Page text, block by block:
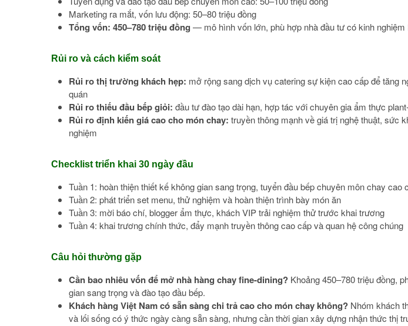
Marketing ra mắt, vốn lưu động: 50–80 triệu đồng
Tổng vốn: 450–780 triệu đồng — mô hình vốn lớn, phù hợp nhà đầu tư có kinh nghiệm
Rủi ro và cách kiểm soát
Rủi ro thị trường khách hẹp: mở rộng sang dịch vụ catering sự kiện cao cấp để tăng
quán
Rủi ro thiếu đầu bếp giỏi: đầu tư đào tạo dài hạn, hợp tác với chuyên gia ẩm thực
Rủi ro định kiến giá cao cho món chay: truyền thông mạnh về giá trị nghệ thuật, sức
nghiệm
Checklist triển khai 30 ngày đầu
Tuần 1: hoàn thiện thiết kế không gian sang trọng, tuyển đầu bếp chuyên môn chay cao
Tuần 2: phát triển set menu, thử nghiệm và hoàn thiện trình bày món ăn
Tuần 3: mời báo chí, blogger ẩm thực, khách VIP trải nghiệm thử trước khai trương
Tuần 4: khai trương chính thức, đẩy mạnh truyền thông cao cấp và quan hệ công chúng
Câu hỏi thường gặp
Cần bao nhiêu vốn để mở nhà hàng chay fine-dining? Khoảng 450–780 triệu đồng,
gian sang trọng và đào tạo đầu bếp.
Khách hàng Việt Nam có sẵn sàng chi trả cao cho món chay không? Nhóm khách
và lối sống có ý thức ngày càng sẵn sàng, nhưng cần thời gian xây dựng nhận thức thị